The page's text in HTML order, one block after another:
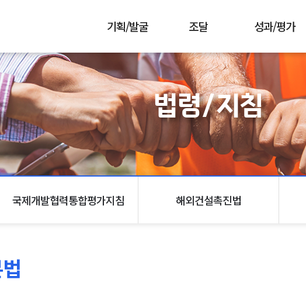
기획/발굴
기본계획 &
종합시행계획
절차
공지사항
조달
소개
절차
공지사항
성과/평가
소개
사업산출물
우수사업
법령/지침
국제개발협력통합평가지침 해외건설촉진법